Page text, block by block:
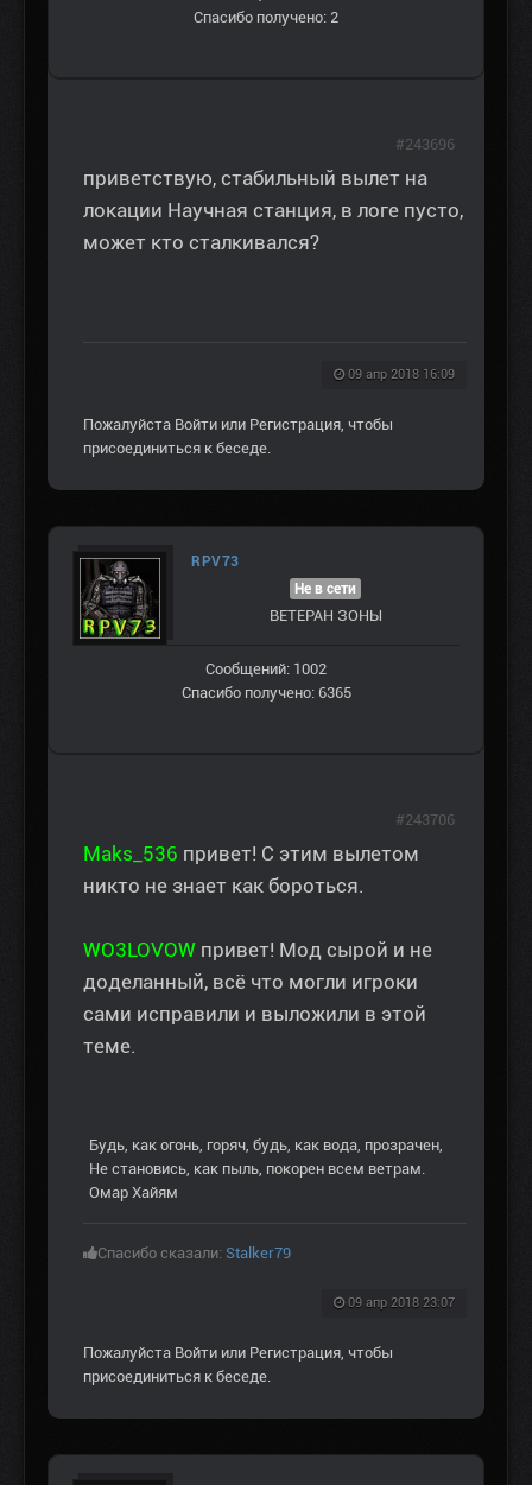
Спасибо получено: 2
приветствую, стабильный вылет на
локации Научная станция, в логе пусто,
может кто сталкивался?
09 апр 2018 16:09
#243696
Пожалуйста Войти или Регистрация, чтобы
присоединиться к беседе.
RPV73
Не в сети
ВЕТЕРАН ЗOНЫ
Сообщений: 1002
Спасибо получено: 6365
Maks_536 привет! С этим вылетом
никто не знает как бороться.
WO3LOVOW привет! Мод сырой и не
доделанный, всё что могли игроки
сами исправили и выложили в этой
теме.
Будь, как огонь, горяч, будь, как вода, прозрачен,
Не становись, как пыль, покорен всем ветрам.
Омар Хайям
Спасибо сказали: Stalker79
09 апр 2018 23:07
#243706
Пожалуйста Войти или Регистрация, чтобы
присоединиться к беседе.